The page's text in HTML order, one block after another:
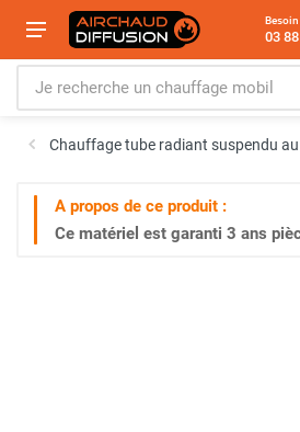
03
Chauffage tube radiant suspendu
A propos de ce produit :
Ce matériel est garanti 3 ans